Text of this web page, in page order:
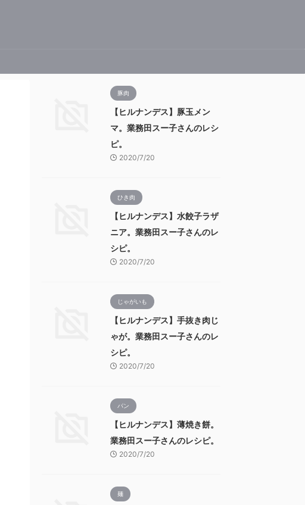
豚肉
【ヒルナンデス】豚玉メン
マ。業務田スー子さんのレシ
ピ。
2020/7/20
ひき肉
【ヒルナンデス】水餃子ラザ
ニア。業務田スー子さんのレ
シピ。
2020/7/20
じゃがいも
【ヒルナンデス】手抜き肉じ
ゃが。業務田スー子さんのレ
シピ。
2020/7/20
パン
【ヒルナンデス】薄焼き餅。
業務田スー子さんのレシピ。
2020/7/20
麺